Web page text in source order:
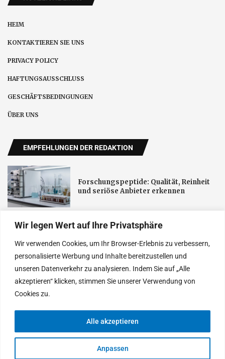
Wir legen Wert auf Ihre Privatsphäre
Wir verwenden Cookies, um Ihr Browser-Erlebnis zu verbessern,
personalisierte Werbung und Inhalte bereitzustellen und
unseren Datenverkehr zu analysieren. Indem Sie auf „Alle
akzeptieren“ klicken, stimmen Sie unserer Verwendung von
Cookies zu.
Anpassen
Alle akzeptieren
HEIM
KONTAKTIEREN SIE UNS
PRIVACY POLICY
HAFTUNGSAUSSCHLUSS
GESCHÄFTSBEDINGUNGEN
ÜBER UNS
EMPFEHLUNGEN DER REDAKTION
Forschungspeptide: Qualität, Reinheit
und seriöse Anbieter erkennen
Schnelltest-FN verbindet Corona-Tests
mit digitaler Terminplanung
Neue öffentliche Aufmerksamkeit für
Darmgesundheit: Fachpraxis in Herford
© 2025 Heutethemen. Entworfen von Tages Neu